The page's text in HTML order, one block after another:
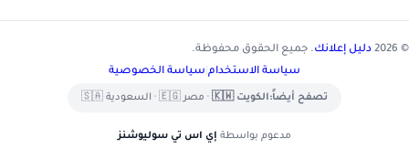
© 2026 دليل إعلانك. جميع الحقوق محفوظة.
سياسة الاستخدام سياسة الخصوصية
تصفح أيضاً:الكويت 🇰🇼 • مصر 🇪🇬 • السعودية 🇸🇦
مدعوم بواسطة إي اس تي سوليوشنز